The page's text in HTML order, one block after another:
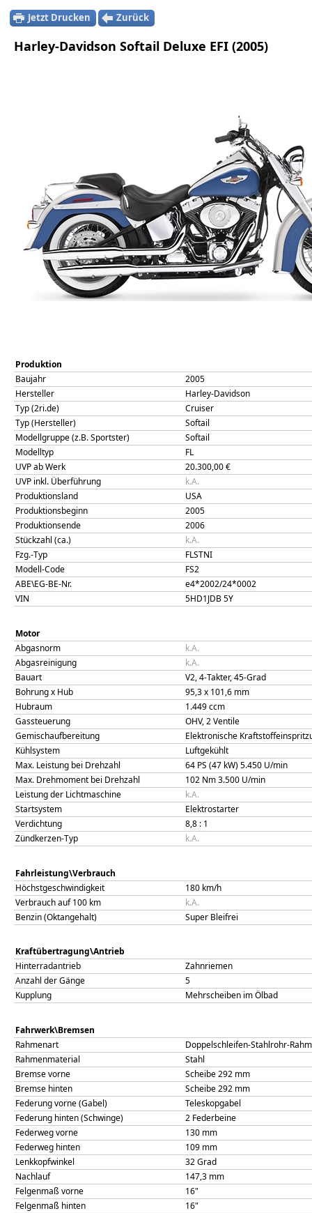
Jetzt Drucken Zurück
Harley-Davidson Softail Deluxe EFI (2005)
Produktion
Baujahr
2005
Hersteller
Harley-Davidson
Typ (2ri.de)
Cruiser
Typ (Hersteller)
Softail
Modellgruppe (z.B. Sportster)
Softail
Modelltyp
FL
UVP ab Werk
20.300,00€
UVP inkl. Überführung
k.A.
Produktionsland
USA
Produktionsbeginn
2005
Produktionsende
2006
Stückzahl (ca.)
k.A.
Fzg.-Typ
FLSTNI
Modell-Code
FS2
ABE\EG-BE-Nr.
e4*2002/24*0002
VIN
5HD1JDB 5Y
Motor
Abgasnorm
k.A.
Abgasreinigung
k.A.
Bauart
V2, 4-Takter, 45-Grad
Bohrung x Hub
95,3x 101,6 mm
Hubraum
1.449ccm
Gassteuerung
OHV, 2 Ventile
Gemischaufbereitung
Elektronische
Kühlsystem
Luftgekühlt
Max. Leistung bei Drehzahl
64 PS (47 kW)5.450 U/min
Max. Drehmoment bei Drehzahl
102 Nm3.500 U/min
Leistung der Lichtmaschine
k.A.
Startsystem
Elektrostarter
Verdichtung
8,8 : 1
Zündkerzen-Typ
k.A.
Fahrleistung\Verbrauch
Höchstgeschwindigkeit
180 km/h
Verbrauch auf 100 km
k.A.
Benzin (Oktangehalt)
Super Bleifrei
Kraftübertragung\Antrieb
Hinterradantrieb
Zahnriemen
Anzahl der Gänge
5
Kupplung
Mehrscheiben im Ölbad
Fahrwerk\Bremsen
Rahmenart
Doppelschleifen-Stahlrohr-
Rahmenmaterial
Stahl
Bremse vorne
Scheibe 292 mm
Bremse hinten
Scheibe 292 mm
Federung vorne (Gabel)
Teleskopgabel
Federung hinten (Schwinge)
2 Federbeine
Federweg vorne
130 mm
Federweg hinten
109 mm
Lenkkopfwinkel
32Grad
Nachlauf
147,3 mm
Felgenmaß vorne
16"
Felgenmaß hinten
16"